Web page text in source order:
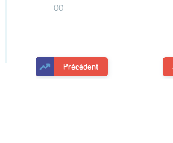
00
Précédent